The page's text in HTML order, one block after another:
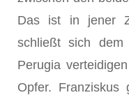
Das ist in jener
schließt sich
Perugia
Opfer. Franziskus